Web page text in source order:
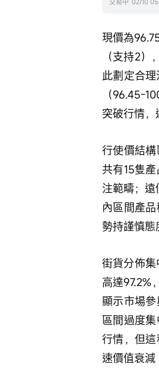
交易中 02/10
現價為
（支持2
此劃定合
（96.45-
突破行情，
行使價結
共有15隻
注範疇；
內區間產
勢持謹慎態
街貨分佈
高達97.2%
顯示市場
區間過度
行情，但
速價值衰減